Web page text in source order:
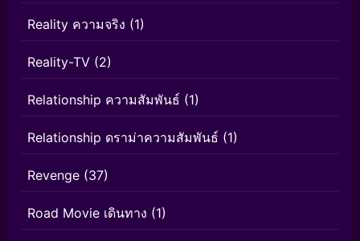
Reality ความจริง (1)
Reality-TV (2)
Relationship ความสัมพันธ์ (1)
Relationship ดราม่าความสัมพันธ์ (1)
Revenge (37)
Road Movie เดินทาง (1)